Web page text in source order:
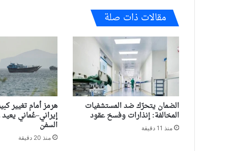
مقالات ذات صلة
الضمان يتحرّك ضد المستشفيات
المخالفة: إنذارات وفسخ عقود
منذ 11 دقيقة
هرمز أمام تغيير
إيراني–عُماني
السفن
منذ 20 دقيقة